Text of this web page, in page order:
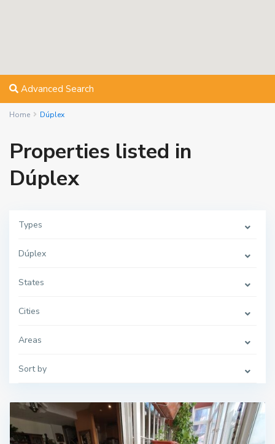
Advanced Search
Home Dúplex
Properties listed in
Dúplex
Types
Dúplex
States
Cities
Areas
Sort by